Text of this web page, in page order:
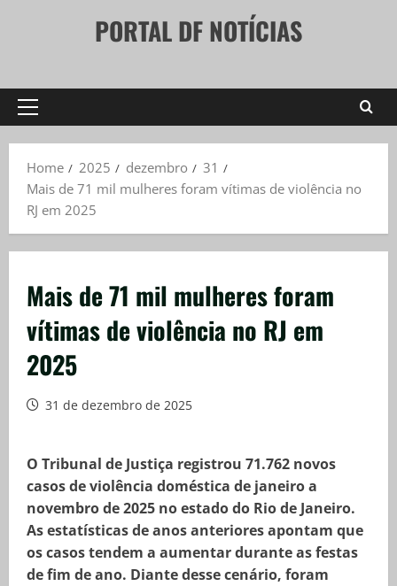
PORTAL DF NOTÍCIAS
Primary
Home
2025 dezembro
31
Mais de 71 mil mulheres foram vítimas de violência no
RJ em 2025
Mais de 71 mil mulheres foram
vítimas de violência no RJ em
2025
31 de dezembro de 2025
O Tribunal de Justiça registrou 71.762 novos
casos de violência doméstica de janeiro a
novembro de 2025 no estado do Rio de Janeiro.
As estatísticas de anos anteriores apontam que
os casos tendem a aumentar durante as festas
de fim de ano. Diante desse cenário, foram